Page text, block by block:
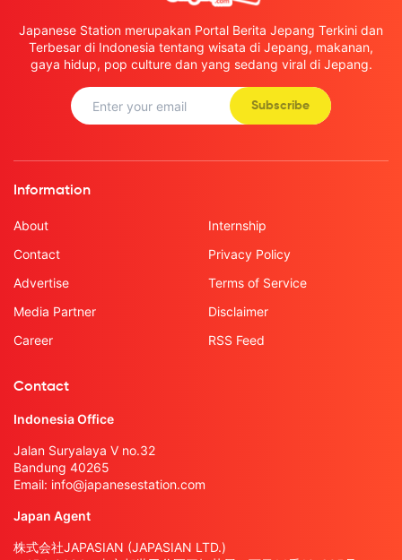
Japanese Station merupakan Portal Berita Jepang Terkini dan
Terbesar di Indonesia tentang wisata di Jepang, makanan,
gaya hidup, pop culture dan yang sedang viral di Jepang.
Subscribe
Information
About
Contact
Advertise
Media Partner
Career
Internship
Privacy Policy
Terms of Service
Disclaimer
RSS Feed
Contact
Indonesia Office
Jalan Suryalaya V no.32
Bandung 40265
Email: info@japanesestation.com
Japan Agent
株式会社JAPASIAN (JAPASIAN LTD.)